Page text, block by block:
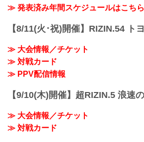
≫ 発表済み年間スケジュールはこちら
【8/11(火･祝)開催】RIZIN.54 ト
≫ 大会情報／チケット
≫ 対戦カード
≫ PPV配信情報
【9/10(木)開催】超RIZIN.5 浪速
≫ 大会情報／チケット
≫ 対戦カード